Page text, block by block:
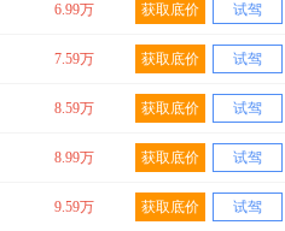
6.99万 获取底价 试驾
7.59万 获取底价 试驾
8.59万 获取底价 试驾
8.99万 获取底价 试驾
9.59万 获取底价 试驾